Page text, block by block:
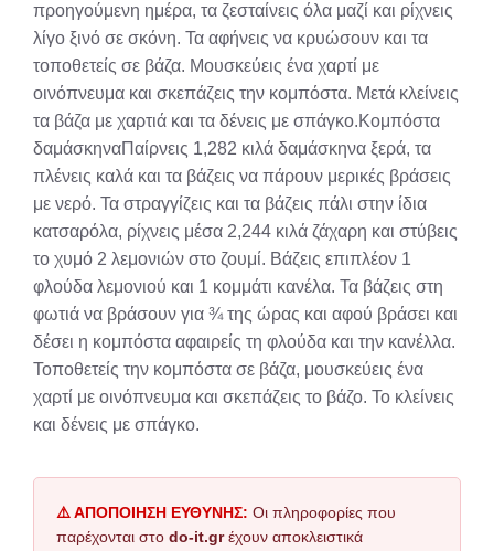
προηγούμενη ημέρα, τα ζεσταίνεις όλα μαζί και ρίχνεις
λίγο ξινό σε σκόνη. Τα αφήνεις να κρυώσουν και τα
τοποθετείς σε βάζα. Μουσκεύεις ένα χαρτί με
οινόπνευμα και σκεπάζεις την κομπόστα. Μετά κλείνεις
τα βάζα με χαρτιά και τα δένεις με σπάγκο.Κομπόστα
δαμάσκηναΠαίρνεις 1,282 κιλά δαμάσκηνα ξερά, τα
πλένεις καλά και τα βάζεις να πάρουν μερικές βράσεις
με νερό. Τα στραγγίζεις και τα βάζεις πάλι στην ίδια
κατσαρόλα, ρίχνεις μέσα 2,244 κιλά ζάχαρη και στύβεις
το χυμό 2 λεμονιών στο ζουμί. Βάζεις επιπλέον 1
φλούδα λεμονιού και 1 κομμάτι κανέλα. Τα βάζεις στη
φωτιά να βράσουν για ¾ της ώρας και αφού βράσει και
δέσει η κομπόστα αφαιρείς τη φλούδα και την κανέλλα.
Τοποθετείς την κομπόστα σε βάζα, μουσκεύεις ένα
χαρτί με οινόπνευμα και σκεπάζεις το βάζο. Το κλείνεις
και δένεις με σπάγκο.
⚠️ ΑΠΟΠΟΙΗΣΗ ΕΥΘΥΝΗΣ: Οι πληροφορίες που
παρέχονται στο do-it.grέχουν αποκλειστικά